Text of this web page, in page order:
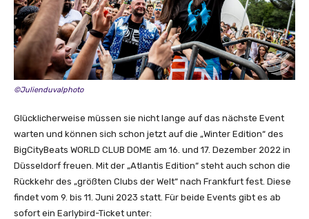
©Julienduvalphoto
Glücklicherweise müssen sie nicht lange auf das nächste Event
warten und können sich schon jetzt auf die „Winter Edition“ des
BigCityBeats WORLD CLUB DOME am 16. und 17. Dezember 2022 in
Düsseldorf freuen. Mit der „Atlantis Edition“ steht auch schon die
Rückkehr des „größten Clubs der Welt“ nach Frankfurt fest. Diese
findet vom 9. bis 11. Juni 2023 statt. Für beide Events gibt es ab
sofort ein Earlybird-Ticket unter: